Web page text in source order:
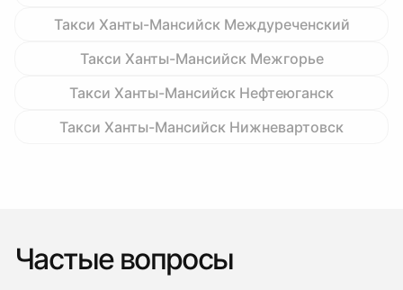
Такси Ханты-Мансийск Междуреченский
Такси Ханты-Мансийск Межгорье
Такси Ханты-Мансийск Нефтеюганск
Такси Ханты-Мансийск Нижневартовск
Частые вопросы